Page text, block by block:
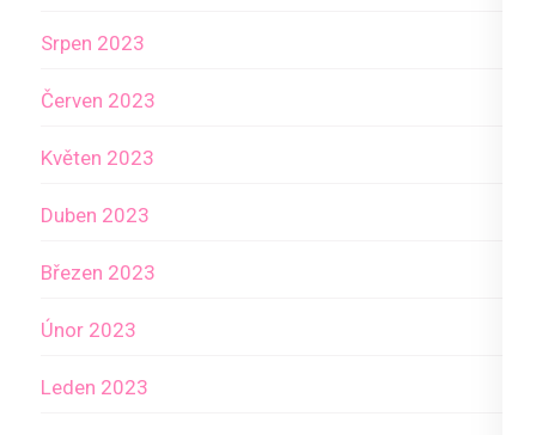
Srpen 2023
Červen 2023
Květen 2023
Duben 2023
Březen 2023
Únor 2023
Leden 2023